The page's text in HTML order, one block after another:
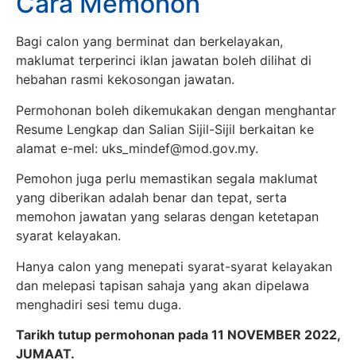
Bagi calon yang berminat dan berkelayakan,
maklumat terperinci iklan jawatan boleh dilihat di
hebahan rasmi kekosongan jawatan.
Permohonan boleh dikemukakan dengan menghantar
Resume Lengkap dan Salian Sijil-Sijil berkaitan ke
alamat e-mel: uks_mindef@mod.gov.my.
Pemohon juga perlu memastikan segala maklumat
yang diberikan adalah benar dan tepat, serta
memohon jawatan yang selaras dengan ketetapan
syarat kelayakan.
Hanya calon yang menepati syarat-syarat kelayakan
dan melepasi tapisan sahaja yang akan dipelawa
menghadiri sesi temu duga.
Tarikh tutup permohonan pada 11 NOVEMBER 2022,
JUMAAT.